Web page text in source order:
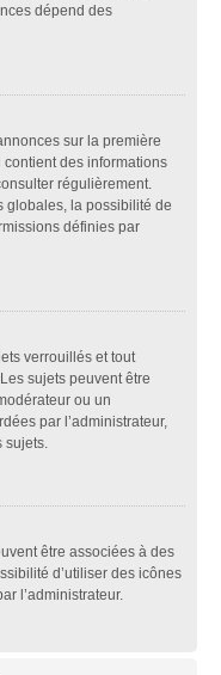
dépend des
sur la première
des informations
régulièrement.
globales, la possibilité de
définies par
verrouillés et tout
sujets peuvent être
ou un
par l’administrateur,
sujets.
être associées à des
d’utiliser des icônes
l’administrateur.